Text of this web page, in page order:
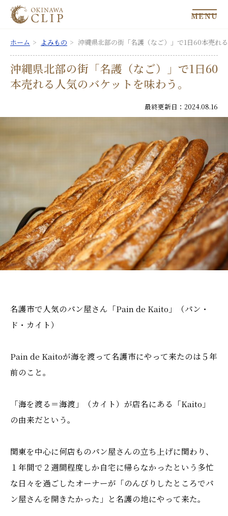
MENU
ホーム よみもの 沖縄県北部の街「名護（なご）」で1日60本売れ
沖縄県北部の街「名護（なご）」で1日60
本売れる人気のバケットを味わう。
最終更新日：2024.08.16
名護市で人気のパン屋さん「Pain de Kaito」（パン・
ド・カイト）
Pain de Kaitoが海を渡って名護市にやって来たのは５年
前のこと。
「海を渡る＝海渡」（カイト）が店名にある「Kaito」
の由来だという。
関東を中心に何店ものパン屋さんの立ち上げに関わり、
１年間で２週間程度しか自宅に帰らなかったという多忙
な日々を過ごしたオーナーが「のんびりしたところでパ
ン屋さんを開きたかった」と名護の地にやって来た。